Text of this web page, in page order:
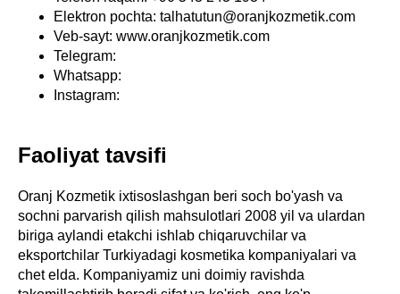
Elektron pochta: talhatutun@oranjkozmetik.com
Veb-sayt: www.oranjkozmetik.com
Telegram:
Whatsapp:
Instagram:
Faoliyat tavsifi
Oranj Kozmetik ixtisoslashgan beri soch bo'yash va
sochni parvarish qilish mahsulotlari 2008 yil va ulardan
biriga aylandi etakchi ishlab chiqaruvchilar va
eksportchilar Turkiyadagi kosmetika kompaniyalari va
chet elda. Kompaniyamiz uni doimiy ravishda